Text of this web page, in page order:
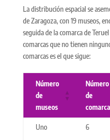
La distribución espacial se
de Zaragoza, con 19 museos,
seguida de la comarca de
comarcas que no tienen
comarcas es el que sigue:
Número
de
museos
Número
de
Uno 6